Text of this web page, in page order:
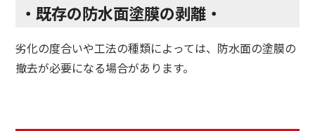
・既存の防水面塗膜の剥離・
劣化の度合いや工法の種類によっては、防水面の塗膜の
撤去が必要になる場合があります。